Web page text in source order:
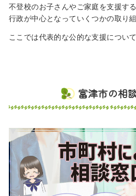
不登校のお子さんやご家庭を支援す
行政が中心となっていくつかの取り
ここでは代表的な公的な支援につい
富津市の相